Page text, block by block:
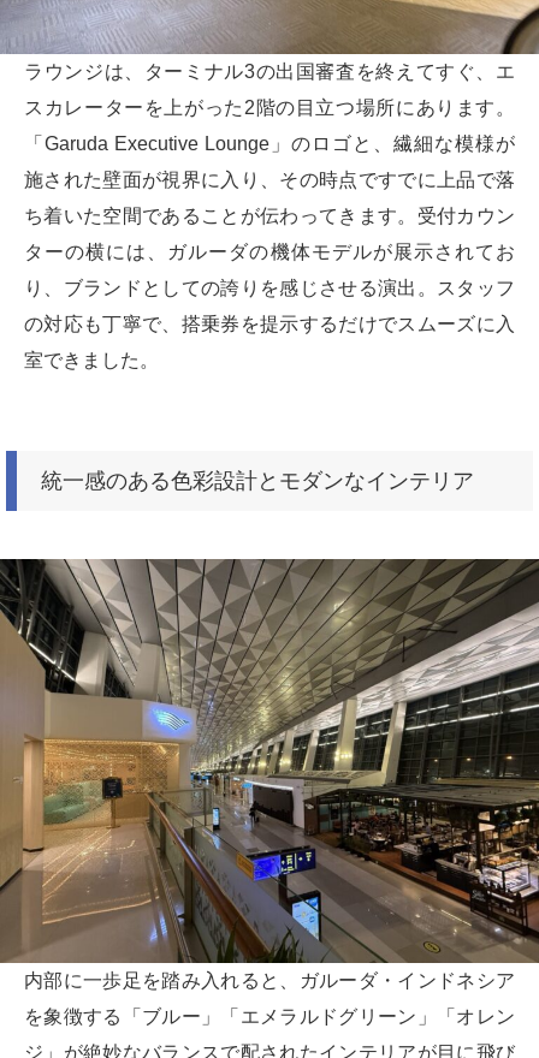
ラウンジは、ターミナル3の出国審査を終えてすぐ、エ
スカレーターを上がった2階の目立つ場所にあります。
「Garuda Executive Lounge」のロゴと、繊細な模様が
施された壁面が視界に入り、その時点ですでに上品で落
ち着いた空間であることが伝わってきます。受付カウン
ターの横には、ガルーダの機体モデルが展示されてお
り、ブランドとしての誇りを感じさせる演出。スタッフ
の対応も丁寧で、搭乗券を提示するだけでスムーズに入
室できました。
統一感のある色彩設計とモダンなインテリア
内部に一歩足を踏み入れると、ガルーダ・インドネシア
を象徴する「ブルー」「エメラルドグリーン」「オレン
ジ」が絶妙なバランスで配されたインテリアが目に飛び